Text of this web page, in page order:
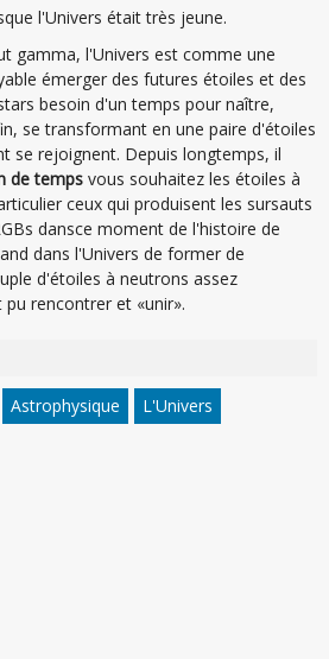
l'Univers était très jeune.
gamma, l'Univers est comme une
émerger des futures étoiles et des
besoin d'un temps pour naître,
se transformant en une paire d'étoiles
se rejoignent. Depuis longtemps, il
de temps vous souhaitez les étoiles à
ceux qui produisent les sursauts
dansce moment de l'histoire de
dans l'Univers de former de
d'étoiles à neutrons assez
rencontrer et «unir».
Astrophysique L'Univers